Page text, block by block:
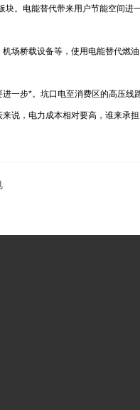
。电能替代带来用户节能空间
场桥载设备等，使用电能替代
一步*。坑口电至消费区的高压
说，电力成本相对要高，谁来承